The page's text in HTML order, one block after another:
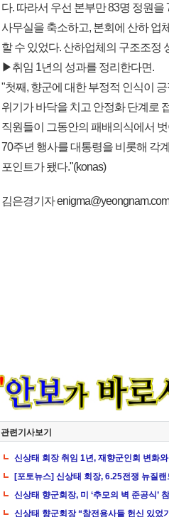
다. 따라서 우선 본부만 83명 정원
사무실을 축소하고, 본회에 산하 업
할 수 있었다. 산하업체의 구조조정
▶취임 1년의 성과를 정리한다면.
"첫째, 향군에 대한 부정적 인식이
위기가 바닥을 치고 안정화 단계로
직원들이 그동안의 패배의식에서
70주년 행사를 대통령을 비롯해 각
포인트가 됐다."(konas)
김은경기자 enigma@yeongnam.com
관련기사보기
신상태 회장 취임 1년, 재향군인회 변화
[포토뉴스] 신상태 회장, 6.25전쟁 뉴질
신상태 향군회장, 미 ‘추모의 벽 준공식’
신상태 향군회장 “참전용사들 헌신 있었